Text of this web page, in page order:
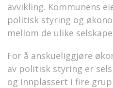
avvikling. Kommunens
politisk styring og
mellom de ulike
For å anskueliggjøre
av politisk styring er
og innplassert i fire